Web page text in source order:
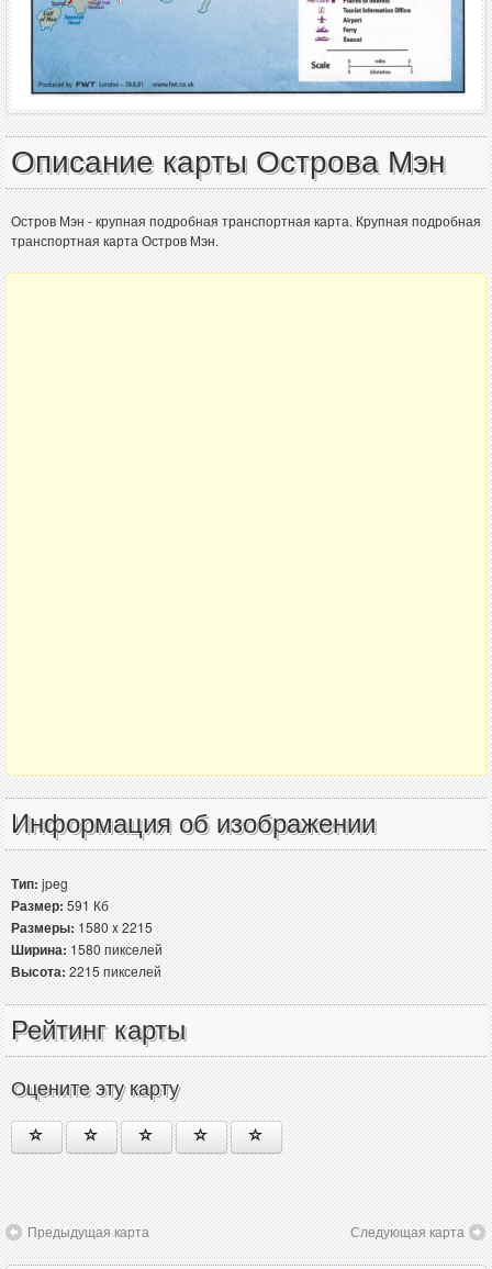
Описание карты Острова Мэн
Остров Мэн - крупная подробная транспортная карта. Крупная подробная
транспортная карта Остров Мэн.
Информация об изображении
Тип:jpeg
Размер:591 Кб
Размеры:1580 x 2215
Ширина:1580 пикселей
Высота:2215 пикселей
Рейтинг карты
Оцените эту карту
Предыдущая карта Следующая карта